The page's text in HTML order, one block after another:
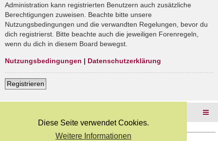
Diese Seite verwendet Cookies.
Weitere Informationen
Administration kann registrierten Benutzern auch zusätzliche
Berechtigungen zuweisen. Beachte bitte unsere
Nutzungsbedingungen und die verwandten Regelungen, bevor du
dich registrierst. Bitte beachte auch die jeweiligen Forenregeln,
wenn du dich in diesem Board bewegst.
Nutzungsbedingungen | Datenschutzerklärung
Registrieren